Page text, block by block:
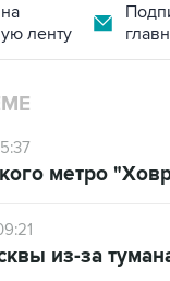
ленту
метро
из-за